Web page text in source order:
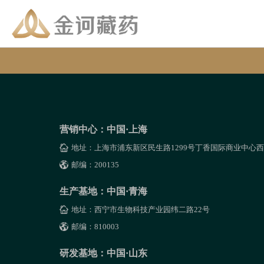
营销中心：中国·上海
地址：上海市浦东新区民生路1299号丁香国际商业中心
邮编：200135
生产基地：中国·青海
地址：西宁市生物科技产业园纬二路22号
邮编：810003
研发基地：中国·山东